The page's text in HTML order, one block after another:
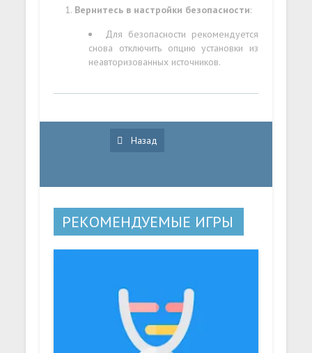
Вернитесь в настройки безопасности:
Для безопасности рекомендуется
снова отключить опцию установки из
неавторизованных источников.
Назад
РЕКОМЕНДУЕМЫЕ ИГРЫ